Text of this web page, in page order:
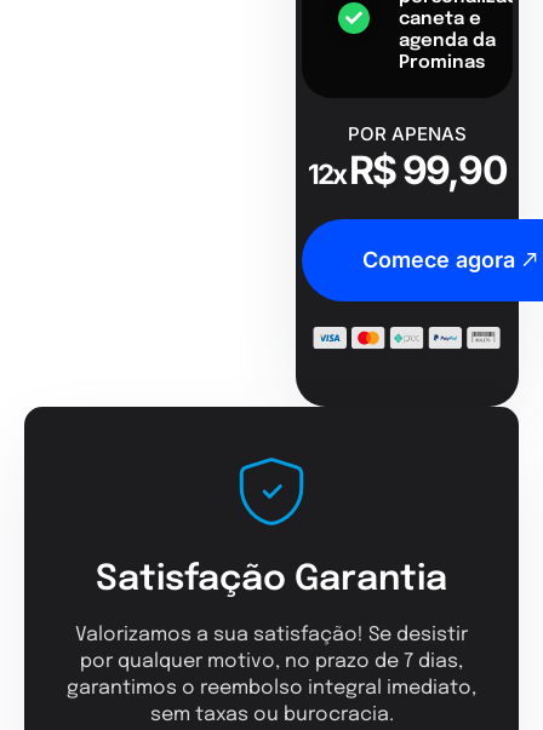
caneta e
agenda da
Prominas
POR APENAS
12xR$ 99,90
Comece agora
Satisfação Garantia
Valorizamos a sua satisfação! Se desistir
por qualquer motivo, no prazo de 7 dias,
garantimos o reembolso integral imediato,
sem taxas ou burocracia.